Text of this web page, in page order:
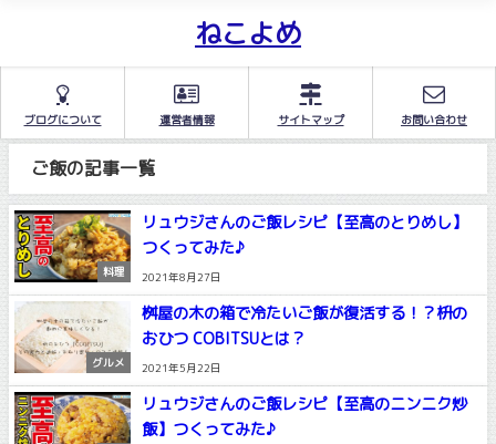
ねこよめ
ブログについて 運営者情報 サイトマップ お問い合わせ
ご飯の記事一覧
料理
リュウジさんのご飯レシピ【至高のとりめし】
つくってみた♪
2021年8月27日
グルメ
桝屋の木の箱で冷たいご飯が復活する！？枡の
おひつ COBITSUとは？
2021年5月22日
リュウジさんのご飯レシピ【至高のニンニク炒
飯】つくってみた♪